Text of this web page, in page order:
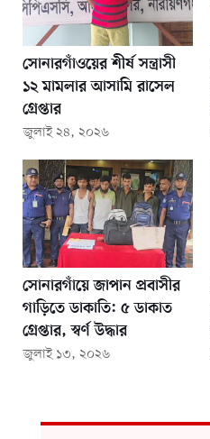
সোনারগাঁওয়ের শীর্ষ সন্ত্রাসী
১২ মামলার আসামি রাসেল
গ্রেপ্তার
জুলাই ২৪, ২০২৬
সোনারগাঁয়ে জাপান প্রবাসীর
গাড়িতে ডাকাতি: ৫ ডাকাত
গ্রেপ্তার, স্বর্ণ উদ্ধার
জুলাই ১৩, ২০২৬